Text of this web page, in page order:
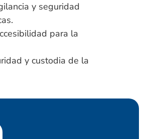
y seguridad
para la
y custodia de la